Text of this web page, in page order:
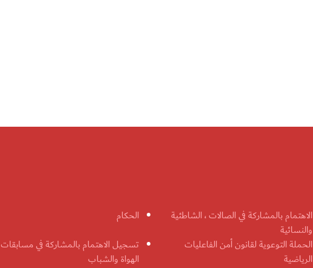
الاهتمام بالمشاركة في الصالات ، الشاطئية
والنسائية
الحكام
الحملة التوعوية لقانون أمن الفاعليات
الرياضية
تسجيل الاهتمام بالمشاركة في مسابقات
الهواة والشباب